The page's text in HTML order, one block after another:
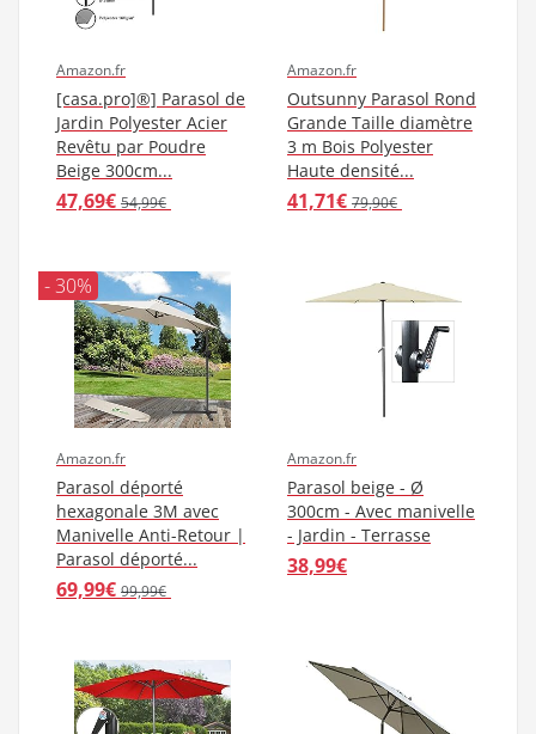
Amazon.fr
[casa.pro]®] Parasol de
Jardin Polyester Acier
Revêtu par Poudre
Beige 300cm...
47,69€ 54,99€
Amazon.fr
Outsunny Parasol Rond
Grande Taille diamètre
3 m Bois Polyester
Haute densité...
41,71€ 79,90€
- 30%
Amazon.fr
Parasol déporté
hexagonale 3M avec
Manivelle Anti-Retour |
Parasol déporté...
69,99€ 99,99€
Amazon.fr
Parasol beige - Ø
300cm - Avec manivelle
- Jardin - Terrasse
38,99€